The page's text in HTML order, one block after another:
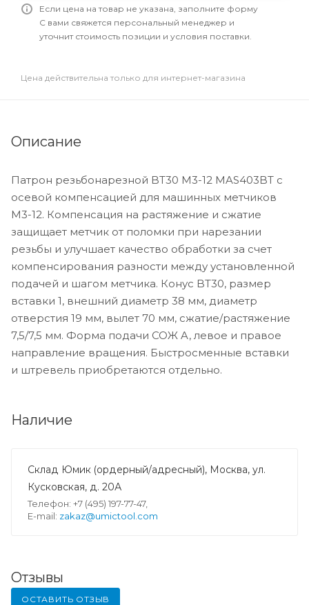
Если цена на товар не указана, заполните форму
С вами свяжется персональный менеджер и
уточнит стоимость позиции и условия поставки.
Цена действительна только для интернет-магазина
Описание
Патрон резьбонарезной BT30 М3-12 MAS403BT с
осевой компенсацией для машинных метчиков
M3-12. Компенсация на растяжение и сжатие
защищает метчик от поломки при нарезании
резьбы и улучшает качество обработки за счет
компенсирования разности между установленной
подачей и шагом метчика. Конус BT30, размер
вставки 1, внешний диаметр 38 мм, диаметр
отверстия 19 мм, вылет 70 мм, сжатие/растяжение
7,5/7,5 мм. Форма подачи СОЖ A, левое и правое
направление вращения. Быстросменные вставки
и штревель приобретаются отдельно.
Наличие
Склад Юмик (ордерный/адресный), Москва, ул.
Кусковская, д. 20А
Телефон: +7 (495) 197-77-47,
E-mail: zakaz@umictool.com
Отзывы
ОСТАВИТЬ ОТЗЫВ